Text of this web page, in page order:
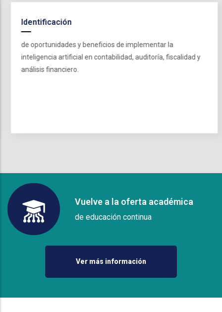
Identificación
de oportunidades y beneficios de implementar la
inteligencia artificial en contabilidad, auditoría, fiscalidad y
análisis financiero.
Vuelve a la oferta académica
de educación continua
Ver más información